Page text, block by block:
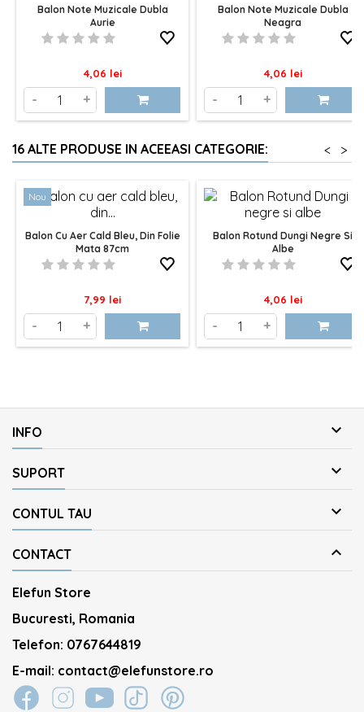
Balon Note Muzicale Dubla
Aurie
Pret
4,06 lei
- +
Balon Note Muzicale Dubla
Neagra
Pret
4,06 lei
- +
16 ALTE PRODUSE IN ACEEASI CATEGORIE: >
<
Nou
Balon Cu Aer Cald Bleu, Din Folie
Mata 87cm
Pret
7,99 lei
- +
Balon Rotund Dungi Negre Si
Albe
Pret
4,06 lei
- +
INFO 
SUPORT 
CONTUL TAU 
CONTACT 
Elefun Store
Bucuresti, Romania
Telefon: 0767644819
E-mail: contact@elefunstore.ro